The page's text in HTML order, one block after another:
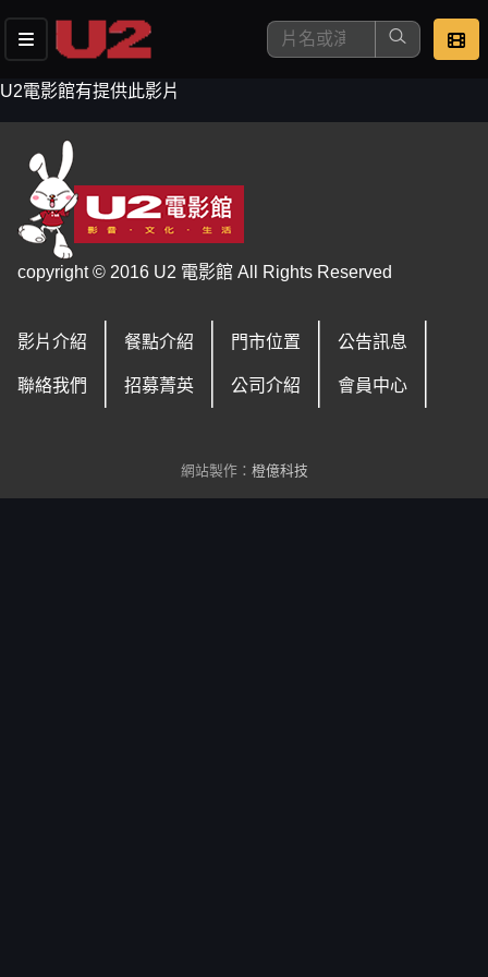
去敲定看片時間
U2電影館有提供此影片
copyright © 2016 U2 電影館 All Rights Reserved
影片介紹 餐點介紹 門市位置 公告訊息
聯絡我們 招募菁英 公司介紹 會員中心
網站製作： 橙億科技